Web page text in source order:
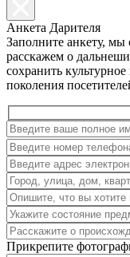
Анкета Дарителя
Заполните анкету,
расскажем о
сохранить
поколения
Прикрепите